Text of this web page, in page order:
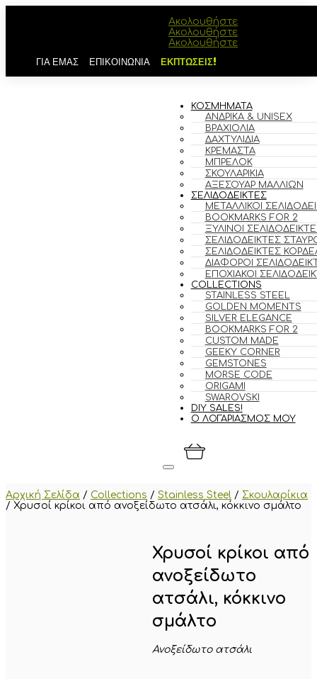
Ακολουθήστε
Ακολουθήστε
Ακολουθήστε
ΓΙΑ ΕΜΑΣ ΕΠΙΚΟΙΝΩΝΙΑ ΕΚΠΤΩΣΕΙΣ!
ΚΟΣΜΗΜΑΤΑ
ΑΝΔΡΙΚΆ & UNISEX
ΒΡΑΧΙΌΛΙΑ
ΔΑΧΤΥΛΊΔΙΑ
ΚΡΕΜΑΣΤΆ
ΜΠΡΕΛΌΚ
ΣΚΟΥΛΑΡΊΚΙΑ
ΑΞΕΣΟΥΆΡ ΜΑΛΛΙΏΝ
ΣΕΛΙΔΟΔΕΙΚΤΕΣ
ΜΕΤΑΛΛΙΚΟΊ
BOOKMARKS FOR 2
ΞΎΛΙΝΟΙ
ΣΕΛΙΔΟΔΕΊΚΤΕΣ
ΣΕΛΙΔΟΔΕΊΚΤΕΣ
ΔΙΆΦΟΡΟΙ
ΕΠΟΧΙΑΚΟΊ
COLLECTIONS
STAINLESS STEEL
GOLDEN MOMENTS
SILVER ELEGANCE
BOOKMARKS FOR 2
CUSTOM MADE
GEEKY CORNER
GEMSTONES
MORSE CODE
ORIGAMI
SWAROVSKI
DIY SALES!
Ο ΛΟΓΑΡΙΑΣΜΟΣ ΜΟΥ
Αρχική Σελίδα / Collections / Stainless Steel / Σκουλαρίκια
/ Χρυσοί κρίκοι από ανοξείδωτο ατσάλι, κόκκινο σμάλτο
Χρυσοί κρίκοι από
ανοξείδωτο
ατσάλι, κόκκινο
σμάλτο
Ανοξείδωτο ατσάλι